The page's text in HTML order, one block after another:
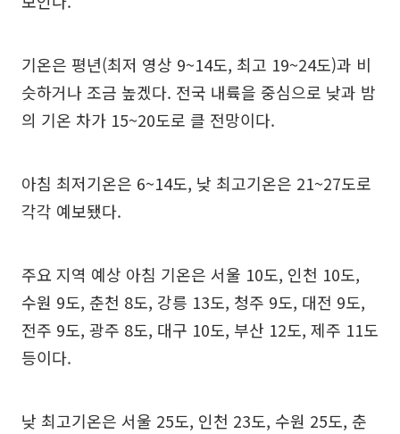
기온은 평년(최저 영상 9~14도, 최고 19~24도)과 비
슷하거나 조금 높겠다. 전국 내륙을 중심으로 낮과 밤
의 기온 차가 15~20도로 클 전망이다.
아침 최저기온은 6~14도, 낮 최고기온은 21~27도로
각각 예보됐다.
주요 지역 예상 아침 기온은 서울 10도, 인천 10도,
수원 9도, 춘천 8도, 강릉 13도, 청주 9도, 대전 9도,
전주 9도, 광주 8도, 대구 10도, 부산 12도, 제주 11도
등이다.
낮 최고기온은 서울 25도, 인천 23도, 수원 25도, 춘